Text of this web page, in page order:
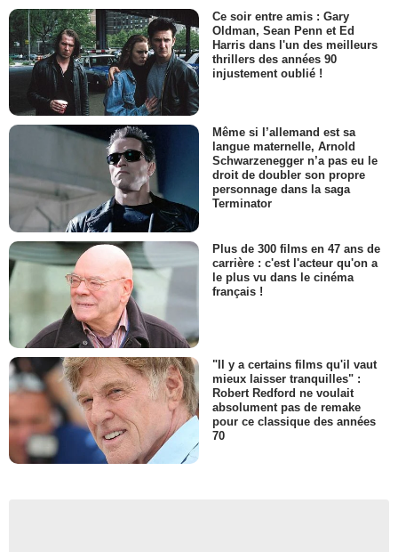
Ce soir entre amis : Gary
Oldman, Sean Penn et Ed
Harris dans l'un des meilleurs
thrillers des années 90
injustement oublié !
Même si l’allemand est sa
langue maternelle, Arnold
Schwarzenegger n’a pas eu le
droit de doubler son propre
personnage dans la saga
Terminator
Plus de 300 films en 47 ans de
carrière : c'est l'acteur qu'on a
le plus vu dans le cinéma
français !
"Il y a certains films qu'il vaut
mieux laisser tranquilles" :
Robert Redford ne voulait
absolument pas de remake
pour ce classique des années
70